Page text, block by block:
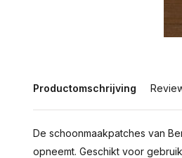
Productomschrijving
De schoonmaakpatches van
opneemt. Geschikt voor